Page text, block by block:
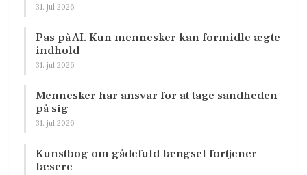
31. jul 2026
Pas på AI. Kun mennesker kan formidle ægte
indhold
31. jul 2026
Mennesker har ansvar for at tage sandheden
på sig
31. jul 2026
Kunstbog om gådefuld længsel fortjener
læsere